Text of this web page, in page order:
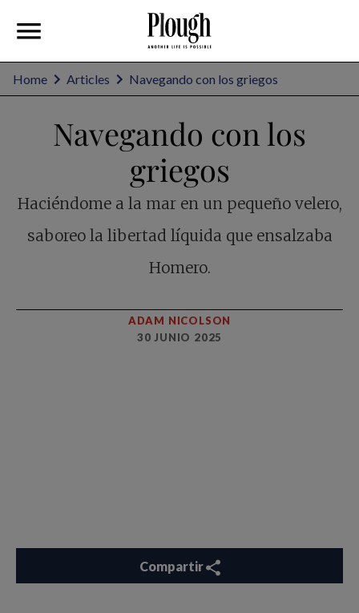
Home Articles Navegando con los griegos
Navegando con los
griegos
Haciéndome a la mar en un pequeño velero,
saboreo la libertad líquida que ensalzaba
Homero.
ADAM NICOLSON
30 JUNIO 2025
Compartir